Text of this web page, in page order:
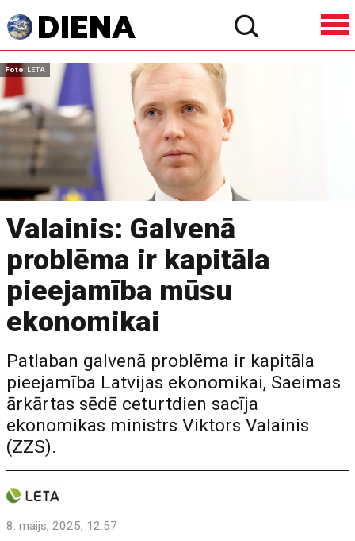
Foto: LETA
Valainis: Galvenā
problēma ir kapitāla
pieejamība mūsu
ekonomikai
Patlaban galvenā problēma ir kapitāla
pieejamība Latvijas ekonomikai, Saeimas
ārkārtas sēdē ceturtdien sacīja
ekonomikas ministrs Viktors Valainis
(ZZS).
8. maijs, 2025, 12:57